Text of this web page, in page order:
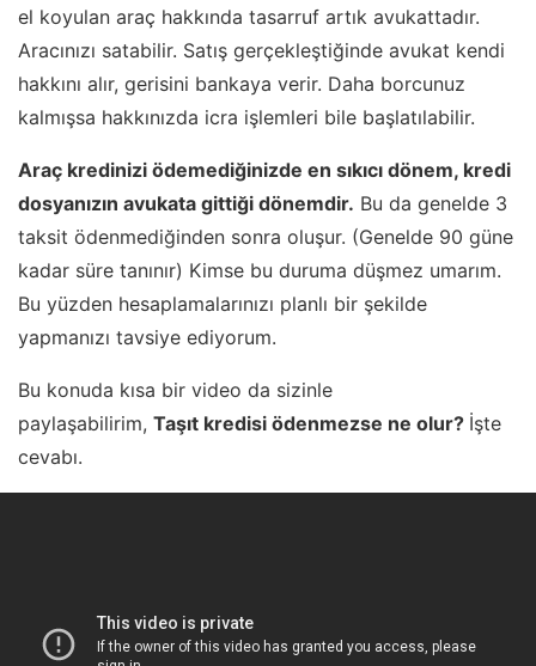
el koyulan araç hakkında tasarruf artık avukattadır.
Aracınızı satabilir. Satış gerçekleştiğinde avukat kendi
hakkını alır, gerisini bankaya verir. Daha borcunuz
kalmışsa hakkınızda icra işlemleri bile başlatılabilir.
Araç kredinizi ödemediğinizde en sıkıcı dönem, kredi
dosyanızın avukata gittiği dönemdir. Bu da genelde 3
taksit ödenmediğinden sonra oluşur. (Genelde 90 güne
kadar süre tanınır) Kimse bu duruma düşmez umarım.
Bu yüzden hesaplamalarınızı planlı bir şekilde
yapmanızı tavsiye ediyorum.
Bu konuda kısa bir video da sizinle
paylaşabilirim, Taşıt kredisi ödenmezse ne olur? İşte
cevabı.